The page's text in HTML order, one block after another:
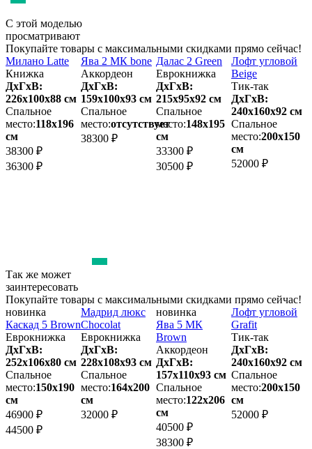
С этой моделью
просматривают
Покупайте товары с максимальными скидками прямо сейчас!
Милано Latte
Книжка
ДхГхВ:
226х100x88 см
Спальное
место:118х196
см
38300 ₽
36300 ₽
Ява 2 МК bone
Аккордеон
ДхГхВ:
159х100x93 см
Спальное
место:отсутствует
38300 ₽
Далас 2 Green
Еврокнижка
ДхГхВ:
215х95x92 см
Спальное
место:148х195
см
33300 ₽
30500 ₽
Лофт угловой
Beige
Тик-так
ДхГхВ:
240х160x92 см
Спальное
место:200х150
см
52000 ₽
Так же может
заинтересовать
Покупайте товары с максимальными скидками прямо сейчас!
новинка
Каскад 5 Brown
Еврокнижка
ДхГхВ:
252х106x80 см
Спальное
место:150х190
см
46900 ₽
44500 ₽
Мадрид люкс
Chocolat
Еврокнижка
ДхГхВ:
228х108x93 см
Спальное
место:164х200
см
32000 ₽
новинка
Ява 5 МК
Brown
Аккордеон
ДхГхВ:
157х110x93 см
Спальное
место:122х206
см
40500 ₽
38300 ₽
Лофт угловой
Grafit
Тик-так
ДхГхВ:
240х160x92 см
Спальное
место:200х150
см
52000 ₽